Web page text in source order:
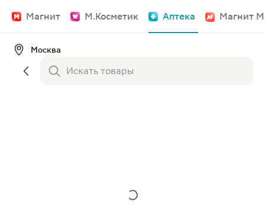
Магнит М.Косметик Аптека Магнит
Москва